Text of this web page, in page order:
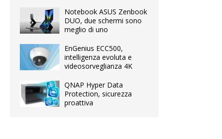
Notebook ASUS Zenbook
DUO, due schermi sono
meglio di uno
EnGenius ECC500,
intelligenza evoluta e
videosorveglianza 4K
QNAP Hyper Data
Protection, sicurezza
proattiva